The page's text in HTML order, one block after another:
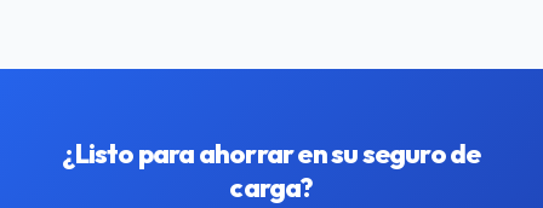
¿Listo para ahorrar en su seguro de
carga?